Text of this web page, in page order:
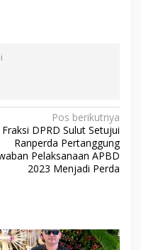
Pos berikutnya
Fraksi DPRD Sulut Setujui
Ranperda Pertanggung
Pelaksanaan APBD
2023 Menjadi Perda